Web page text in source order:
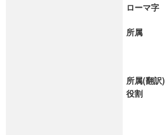
ローマ字
所属
所属(翻訳)
役割